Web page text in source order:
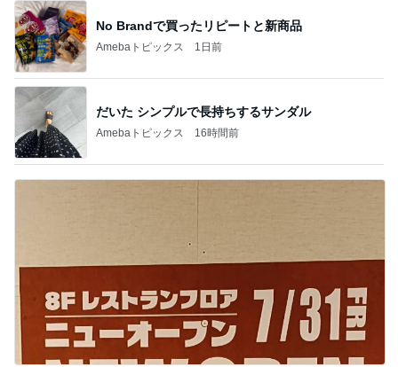
No Brandで買ったリピートと新商品
Amebaトピックス 1日前
だいた シンプルで長持ちするサンダル
Amebaトピックス 16時間前